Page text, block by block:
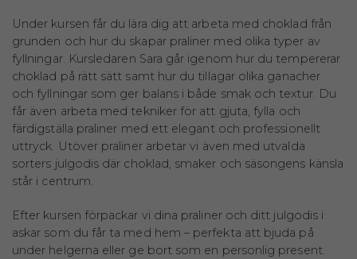
Under kursen får du lära dig att arbeta med choklad från
grunden och hur du skapar praliner med olika typer av
fyllningar. Kursledaren Sara går igenom hur du tempererar
choklad på rätt sätt samt hur du tillagar olika ganacher
och fyllningar som ger balans i både smak och textur. Du
får även arbeta med tekniker för att gjuta, fylla och
färdigställa praliner med ett elegant och professionellt
uttryck. Utöver praliner arbetar vi även med utvalda
sorters julgodis där choklad, smaker och säsongens känsla
står i centrum.
Efter kursen förpackar vi dina praliner och ditt julgodis i
askar som du får ta med hem – perfekta att bjuda på
under helgerna eller ge bort som en personlig present.